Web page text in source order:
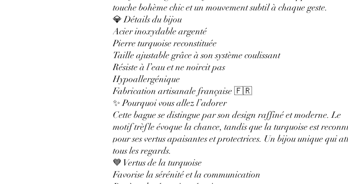
touche bohème chic et un mouvement subtil à chaque geste.
💎 Détails du bijou
Acier inoxydable argenté
Pierre turquoise reconstituée
Taille ajustable grâce à son système coulissant
Résiste à l’eau et ne noircit pas
Hypoallergénique
Fabrication artisanale française 🇫🇷
✨ Pourquoi vous allez l’adorer
Cette bague se distingue par son design raffiné et moderne. Le
motif trèfle évoque la chance, tandis que la turquoise est
pour ses vertus apaisantes et protectrices. Un bijou unique qui
tous les regards.
💙 Vertus de la turquoise
Favorise la sérénité et la communication